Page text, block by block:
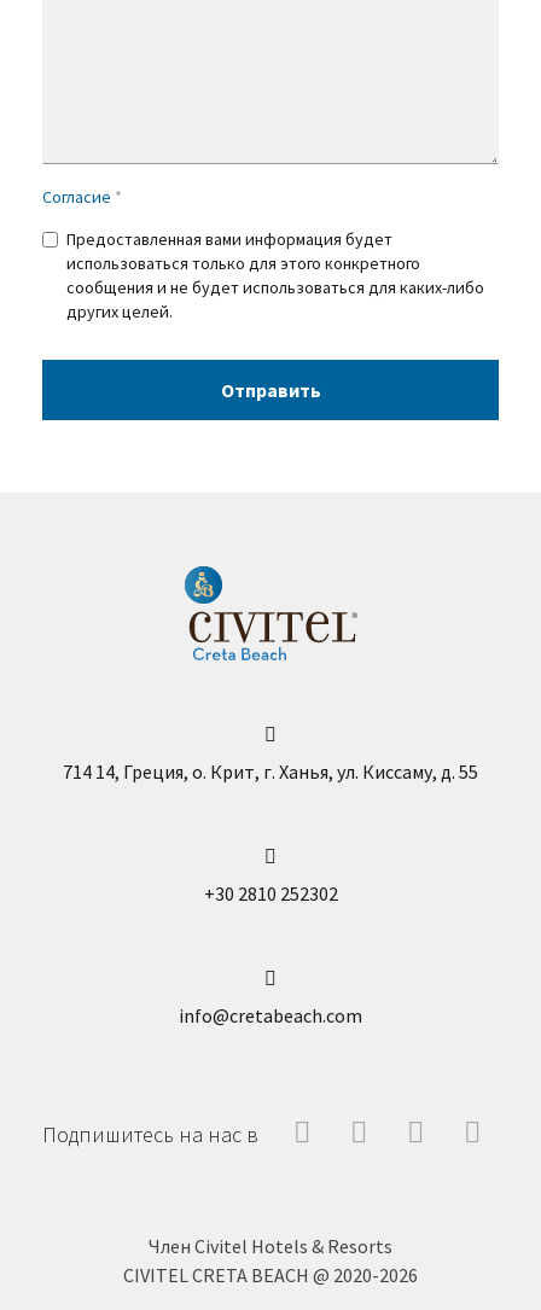
Согласие *
Предоставленная вами информация будет
использоваться только для этого конкретного
сообщения и не будет использоваться для каких-либо
других целей.
Отправить
714 14, Греция, о. Крит, г. Ханья, ул. Киссаму, д. 55
+30 2810 252302
info@cretabeach.com
Подпишитесь на нас в FacebookInstragram
Linked-
Член Civitel Hotels & Resorts
CIVITEL CRETA BEACH @ 2020-2026